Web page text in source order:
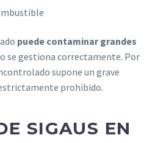
puede contaminar grandes
se gestiona correctamente. Por
supone un grave
prohibido.
SIGAUS EN